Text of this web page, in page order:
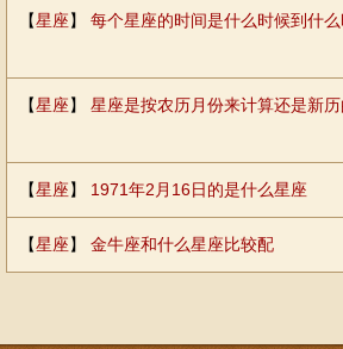
【星座】 每个星座的时间是什么时候到什
【星座】 星座是按农历月份来计算还是新
【星座】 1971年2月16日的是什么星座
【星座】 金牛座和什么星座比较配